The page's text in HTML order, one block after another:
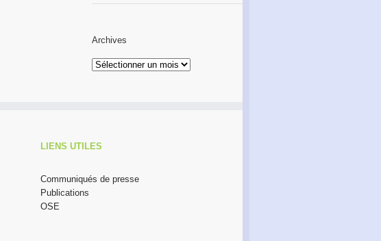
Archives
Archives
LIENS UTILES
Communiqués de presse
Publications
OSE